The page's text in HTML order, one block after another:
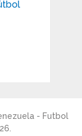
- Futbol